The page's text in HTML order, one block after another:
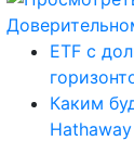
ETF с
Каким